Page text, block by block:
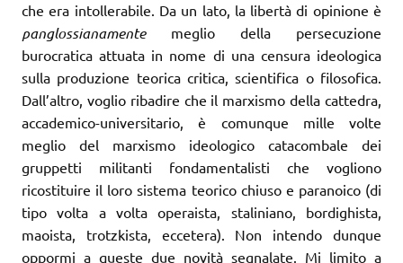
che era intollerabile. Da un lato, la libertà di opinione è
panglossianamentemeglio della persecuzione
burocratica attuata in nome di una censura ideologica
sulla produzione teorica critica, scientifica o filosofica.
Dall’altro, voglio ribadire che il marxismo della cattedra,
accademico-universitario, è comunque mille volte
meglio del marxismo ideologico catacombale dei
gruppetti militanti fondamentalisti che vogliono
ricostituire il loro sistema teorico chiuso e paranoico (di
tipo volta a volta operaista, staliniano, bordighista,
maoista, trotzkista, eccetera). Non intendo dunque
oppormi a queste due novità segnalate. Mi limito a